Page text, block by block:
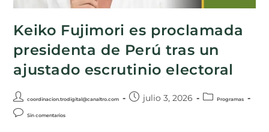
Keiko Fujimori es proclamada
presidenta de Perú tras un
ajustado escrutinio electoral
coordinacion.trodigital@canaltro.com julio 3, 2026 Programas
Sin comentarios